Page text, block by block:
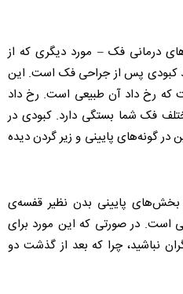
درمانی فک – مورد دیگری که از
کبودی پس از جراحی فک است. این
که رخ داد آن طبیعی است. رخ داد
فک شما بستگی دارد. کبودی در
گونه‌های پایینی و زیر گردن دیده
پایینی بدن نظیر قفسه‌ی
است. در صورتی که این مورد برای
نباشید، چرا که بعد از گذشت دو